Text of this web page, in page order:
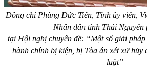
Đồng chí Phùng Đức Tiến, Tỉnh ủy viên,
Nhân dân tỉnh Thái Nguyên
tại Hội nghị chuyên đề: “Một số giải pháp
hành chính bị kiện, bị Tòa án xét xử hủy
luật”